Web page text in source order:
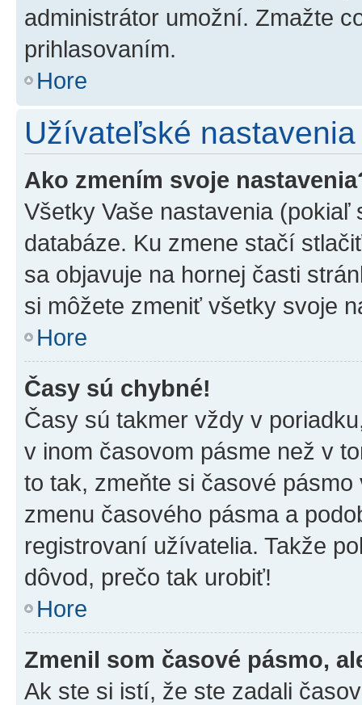
administrátor umožní. Zmažte
prihlasovaním.
Hore
Užívateľské nastavenia
Ako zmením svoje
Všetky Vaše nastavenia
databáze. Ku zmene stačí
sa objavuje na hornej časti
si môžete zmeniť všetky svoje
Hore
Časy sú chybné!
Časy sú takmer vždy v
v inom časovom pásme než v
to tak, zmeňte si časové
zmenu časového pásma a
registrovaní užívatelia. Takže
dôvod, prečo tak urobiť!
Hore
Zmenil som časové pásmo,
Ak ste si istí, že ste zadali